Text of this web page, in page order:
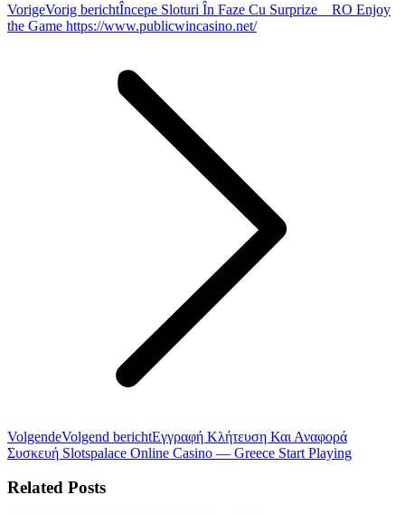
VorigeVorig berichtÎncepe Sloturi În Faze Cu Surprize _ RO Enjoy
the Game https://www.publicwincasino.net/
VolgendeVolgend berichtΕγγραφή Κλήτευση Και Αναφορά
Συσκευή Slotspalace Online Casino — Greece Start Playing
Related Posts